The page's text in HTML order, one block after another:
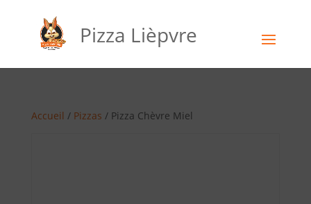
Pizza Lièpvre
Accueil / Pizzas / Pizza Chèvre Miel